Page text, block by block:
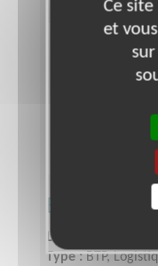
Bricoleur
Lieu :
Type :BTP,
Ce
et